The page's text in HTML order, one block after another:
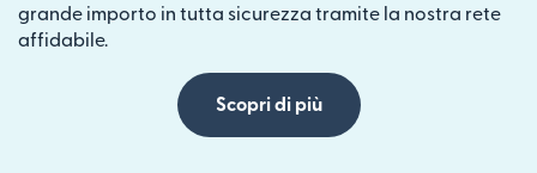
grande importo in tutta sicurezza tramite la nostra rete
affidabile.
Scopri di più